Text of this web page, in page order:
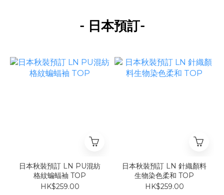
- 日本預訂 -
日本秋裝預訂 LN PU混紡
格紋蝙蝠袖 TOP
HK$259.00
日本秋裝預訂 LN 針織顏料
生物染色柔和 TOP
HK$259.00